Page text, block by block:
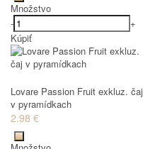
Množstvo
-
+
Kúpiť
Lovare Passion Fruit exkluz. čaj
v pyramídkach
2.98 €